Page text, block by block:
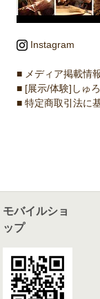
Instagram
■ メディア掲載情
■ [展示/体験]しゅ
■ 特定商取引法に
モバイルショ
ップ